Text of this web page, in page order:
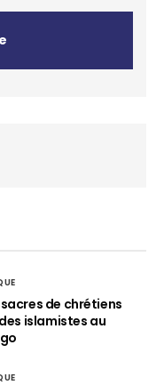
de chrétiens
islamistes au